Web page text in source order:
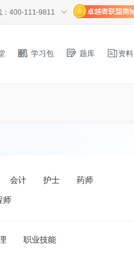
：400-111-9811
学习包 题库 资料
会计 护士 药师
师
职业技能